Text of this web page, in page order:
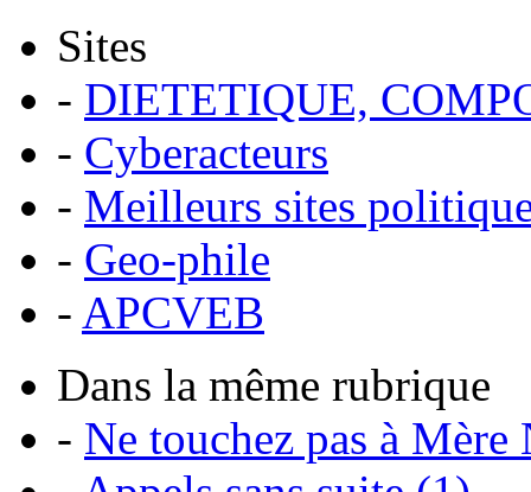
Sites
- DIETETIQUE,
- Cyberacteurs
- Meilleurs sites
- Geo-phile
- APCVEB
Dans la même rubrique
- Ne touchez pas à Mère